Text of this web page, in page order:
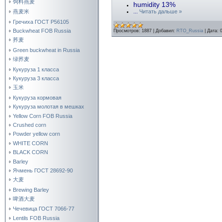
饲料燕麦
燕麦米
Гречиха ГОСТ Р56105
Buckwheat FOB Russia
荞麦
Green buckwheat in Russia
绿荞麦
Кукуруза 1 класса
Кукуруза 3 класса
玉米
Кукуруза кормовая
Кукуруза молотая в мешках
Yellow Corn FOB Russia
Crushed corn
Powder yellow corn
WHITE CORN
BLACK CORN
Barley
Ячмень ГОСТ 28692-90
大麦
Brewing Barley
啤酒大麦
Чечевица ГОСТ 7066-77
Lentils FOB Russia
humidity 13%
Читать дальше »
Просмотров: 1887 Добавил: RTO_Russia Дата: